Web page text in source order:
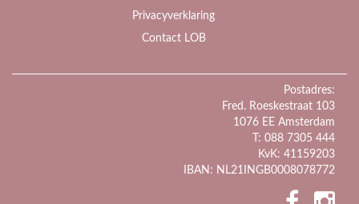
Privacyverklaring
Contact LOB
Postadres:
Fred. Roeskestraat 103
1076 EE Amsterdam
T: 088 7305 444
KvK: 41159203
IBAN: NL21INGB0008078772